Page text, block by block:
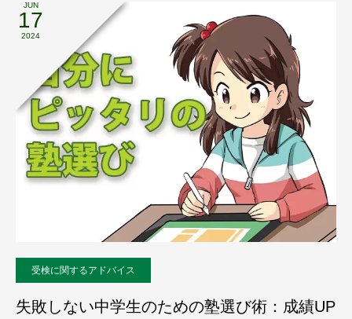
JUN
17
2024
受検に関するアドバイス
失敗しない中学生のための塾選び術：成績UP